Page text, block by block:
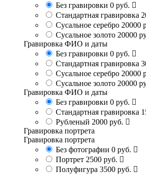
Без гравировки 0 руб.
Стандартная гравировка
Сусальное серебро 20000
Сусальное золото 20000
Гравировка ФИО и даты
Без гравировки 0 руб.
Стандартная гравировка
Сусальное серебро 20000
Сусальное золото 20000
Гравировка ФИО и даты
Без гравировки 0 руб.
Стандартная гравировка
Рубленый 2000 руб.
Гравировка портрета
Гравировка портрета
Без фотографии 0 руб.
Портрет 2500 руб.
Полуфигура 3500 руб.